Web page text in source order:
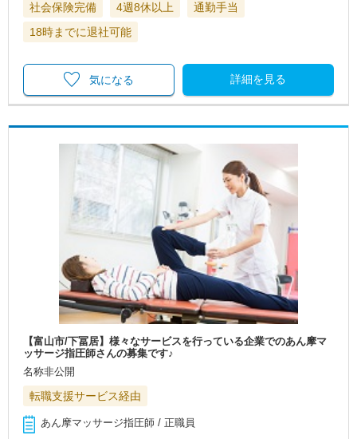
社会保険完備 4週8休以上
通勤手当
18時までに退社可能
詳細を見る
気になる
【富山市/下冨居】様々なサービスを行っている企業でのあん摩マ
ッサージ指圧師さんの募集です♪
名称非公開
転職支援サービス経由
あん摩マッサージ指圧師 / 正職員